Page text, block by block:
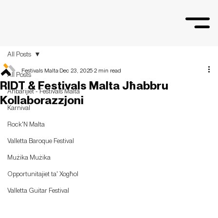
All Posts
Aħbarijiet - Festivals Malta
Karnival
Rock'N Malta
Valletta Baroque Festival
Mużika Mużika
Opportunitajiet ta' Xogħol
Valletta Guitar Festival
All Posts
RIDT & Festivals Malta Jħabbru
Kollaborazzjoni
Festivals Malta Dec 23, 2025 2 min read